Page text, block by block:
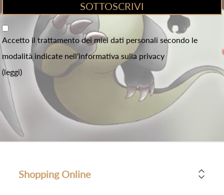
Accetto il trattamento dei miei dati personali secondo le
modalità indicate nell'informativa sulla privacy
(leggi)
Shopping Online